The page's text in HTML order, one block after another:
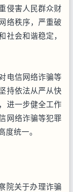
侵害人民群众财
络秩序，严重破
社会和谐稳定，
电信网络诈骗等
持依法从严从快
进一步健全工作
网络诈骗等犯罪
统一。
院关于办理诈骗